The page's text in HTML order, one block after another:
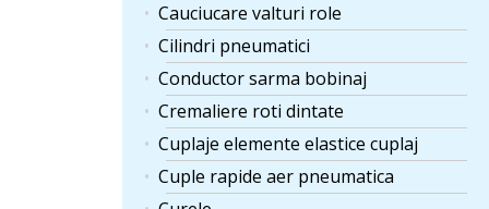
Cauciucare valturi role
Cilindri pneumatici
Conductor sarma bobinaj
Cremaliere roti dintate
Cuplaje elemente elastice cuplaj
Cuple rapide aer pneumatica